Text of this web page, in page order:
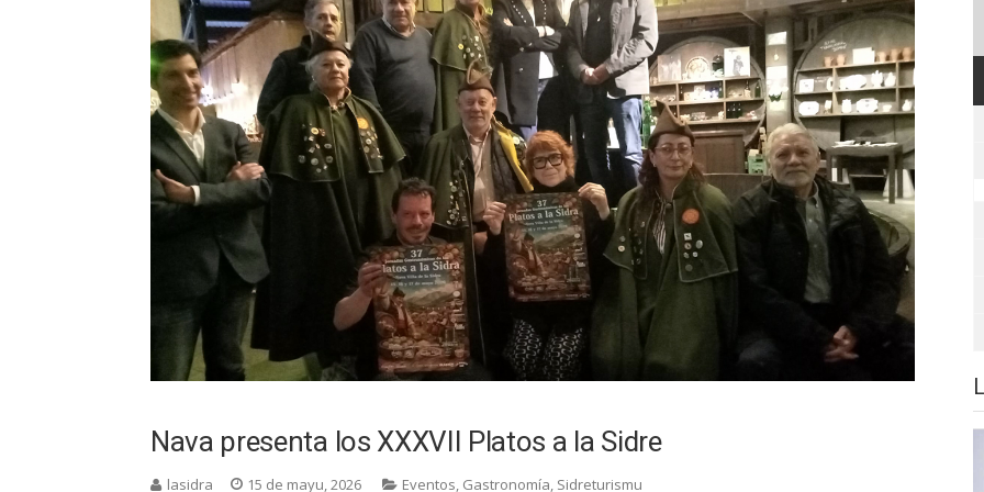
Nava presenta los XXXVII Platos a la Sidre
lasidra 15 de mayu, 2026 Eventos, Gastronomía, Sidreturismu